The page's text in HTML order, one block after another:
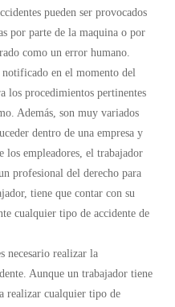
pueden ser provocados
por parte de la maquina o por
como un error humano.
notificado en el momento del
los procedimientos pertinentes
Además, son muy variados
dentro de una empresa y
los empleadores, el trabajador
profesional del derecho para
tiene que contar con su
cualquier tipo de accidente de
necesario realizar la
Aunque un trabajador tiene
realizar cualquier tipo de